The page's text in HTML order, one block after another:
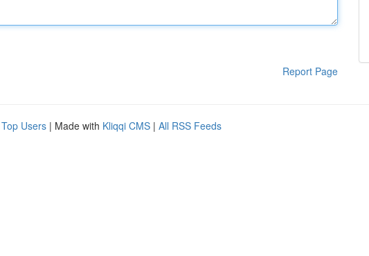
Report Page
Top Users | Made with Kliqqi CMS | All RSS Feeds